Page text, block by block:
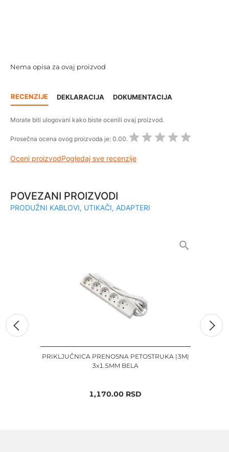
Nema opisa za ovaj proizvod
RECENZIJE DEKLARACIJA DOKUMENTACIJA
Morate biti ulogovani kako biste ocenili ovaj proizvod.
Prosečna ocena ovog proizvoda je: 0.00.
Oceni proizvodPogledaj sve recenzije
POVEZANI PROIZVODI
PRODUŽNI KABLOVI, UTIKAČI, ADAPTERI
PRIKLJUČNICA PRENOSNA PETOSTRUKA |3M|
3x1.5MM BELA
1,170.00 RSD